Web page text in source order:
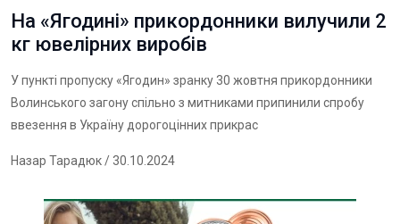
На «Ягодині» прикордонники вилучили 2
кг ювелірних виробів
У пункті пропуску «Ягодин» зранку 30 жовтня прикордонники
Волинського загону спільно з митниками припинили спробу
ввезення в Україну дорогоцінних прикрас
Назар Тарадюк/ 30.10.2024